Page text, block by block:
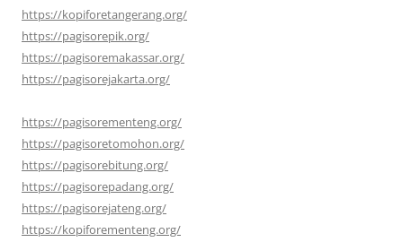
https://kopiforetangerang.org/
https://pagisorepik.org/
https://pagisoremakassar.org/
https://pagisorejakarta.org/
https://pagisorementeng.org/
https://pagisoretomohon.org/
https://pagisorebitung.org/
https://pagisorepadang.org/
https://pagisorejateng.org/
https://kopiforementeng.org/